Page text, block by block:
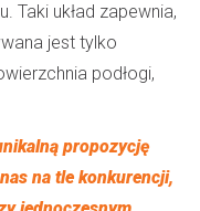
Taki układ zapewnia,
jest tylko
podłogi,
propozycję
na tle konkurencji,